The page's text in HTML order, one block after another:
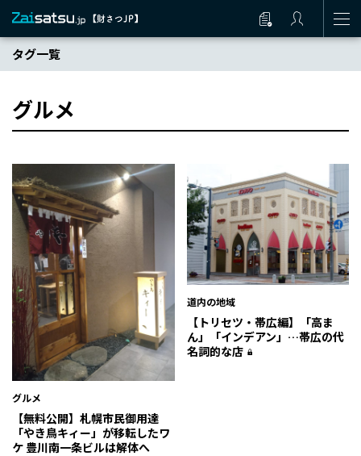
タグ一覧
グルメ
グルメ
【無料公開】札幌市民御用達
「やき鳥キィー」が移転したワ
ケ 豊川南一条ビルは解体へ
道内の地域
【トリセツ・帯広編】「高ま
ん」「インデアン」…帯広の代
名詞的な店